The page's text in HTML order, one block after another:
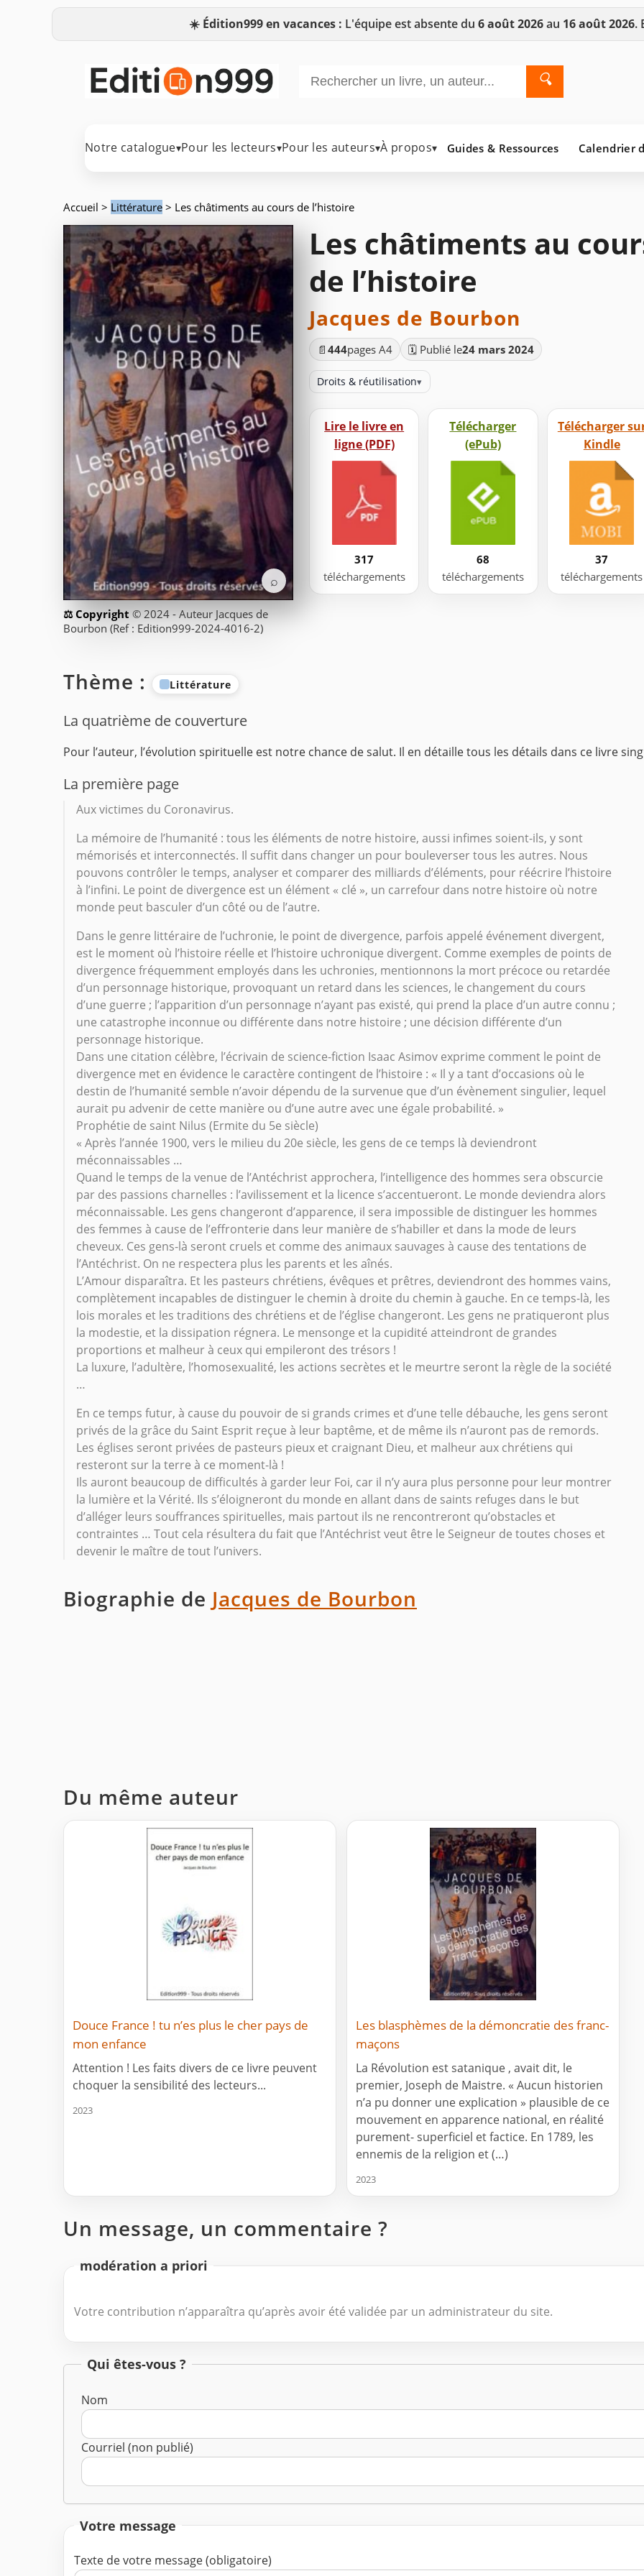
☀️ Édition999 en vacances : L'équipe est absente du 6 août 2026au 16 août 2026.
🔍
Notre catalogue▾Pour les lecteurs▾Pour les auteurs▾À propos▾ Guides & Ressources Calendrier
Accueil > Littérature > Les châtiments au cours de l’histoire
⌕
© 2024 - Auteur Jacques de
Bourbon (Ref : Edition999-2024-4016-2)
Les châtiments au
de l’histoire
Jacques de Bourbon
📄 444pages A4 🗓️ Publié le24 mars 2024
Droits & réutilisation▾
Lire le livre en
ligne (PDF)
317
téléchargements
Télécharger
(ePub)
68
téléchargements
Télécharger
Kindle
37
téléchargements
Thème : Littérature
La quatrième de couverture
Pour l’auteur, l’évolution spirituelle est notre chance de salut. Il en détaille tous les détails dans ce livre
La première page
Aux victimes du Coronavirus.
La mémoire de l’humanité : tous les éléments de notre histoire, aussi infimes soient-ils, y sont
mémorisés et interconnectés. Il suffit dans changer un pour bouleverser tous les autres. Nous
pouvons contrôler le temps, analyser et comparer des milliards d’éléments, pour réécrire l’histoire
à l’infini. Le point de divergence est un élément « clé », un carrefour dans notre histoire où notre
monde peut basculer d’un côté ou de l’autre.
Dans le genre littéraire de l’uchronie, le point de divergence, parfois appelé événement divergent,
est le moment où l’histoire réelle et l’histoire uchronique divergent. Comme exemples de points de
divergence fréquemment employés dans les uchronies, mentionnons la mort précoce ou retardée
d’un personnage historique, provoquant un retard dans les sciences, le changement du cours
d’une guerre ; l’apparition d’un personnage n’ayant pas existé, qui prend la place d’un autre connu ;
une catastrophe inconnue ou différente dans notre histoire ; une décision différente d’un
personnage historique.
Dans une citation célèbre, l’écrivain de science-fiction Isaac Asimov exprime comment le point de
divergence met en évidence le caractère contingent de l’histoire : « Il y a tant d’occasions où le
destin de l’humanité semble n’avoir dépendu de la survenue que d’un évènement singulier, lequel
aurait pu advenir de cette manière ou d’une autre avec une égale probabilité. »
Prophétie de saint Nilus (Ermite du 5e siècle)
« Après l’année 1900, vers le milieu du 20e siècle, les gens de ce temps là deviendront
méconnaissables …
Quand le temps de la venue de l’Antéchrist approchera, l’intelligence des hommes sera obscurcie
par des passions charnelles : l’avilissement et la licence s’accentueront. Le monde deviendra alors
méconnaissable. Les gens changeront d’apparence, il sera impossible de distinguer les hommes
des femmes à cause de l’effronterie dans leur manière de s’habiller et dans la mode de leurs
cheveux. Ces gens-là seront cruels et comme des animaux sauvages à cause des tentations de
l’Antéchrist. On ne respectera plus les parents et les aînés.
L’Amour disparaîtra. Et les pasteurs chrétiens, évêques et prêtres, deviendront des hommes vains,
complètement incapables de distinguer le chemin à droite du chemin à gauche. En ce temps-là, les
lois morales et les traditions des chrétiens et de l’église changeront. Les gens ne pratiqueront plus
la modestie, et la dissipation régnera. Le mensonge et la cupidité atteindront de grandes
proportions et malheur à ceux qui empileront des trésors !
La luxure, l’adultère, l’homosexualité, les actions secrètes et le meurtre seront la règle de la société
…
En ce temps futur, à cause du pouvoir de si grands crimes et d’une telle débauche, les gens seront
privés de la grâce du Saint Esprit reçue à leur baptême, et de même ils n’auront pas de remords.
Les églises seront privées de pasteurs pieux et craignant Dieu, et malheur aux chrétiens qui
resteront sur la terre à ce moment-là !
Ils auront beaucoup de difficultés à garder leur Foi, car il n’y aura plus personne pour leur montrer
la lumière et la Vérité. Ils s’éloigneront du monde en allant dans de saints refuges dans le but
d’alléger leurs souffrances spirituelles, mais partout ils ne rencontreront qu’obstacles et
contraintes … Tout cela résultera du fait que l’Antéchrist veut être le Seigneur de toutes choses et
devenir le maître de tout l’univers.
Biographie de Jacques de Bourbon
Du même auteur
Douce France ! tu n’es plus le cher pays de
mon enfance
Attention ! Les faits divers de ce livre peuvent
choquer la sensibilité des lecteurs...
2023
Les blasphèmes de la démoncratie des franc-
maçons
La Révolution est satanique , avait dit, le
premier, Joseph de Maistre. « Aucun historien
n’a pu donner une explication » plausible de ce
mouvement en apparence national, en réalité
purement- superficiel et factice. En 1789, les
ennemis de la religion et (…)
2023
Un message, un commentaire ?
modération a priori
Votre contribution n’apparaîtra qu’après avoir été validée par un administrateur du site.
Qui êtes-vous ?
Nom
Courriel (non publié)
Votre message
Texte de votre message (obligatoire)